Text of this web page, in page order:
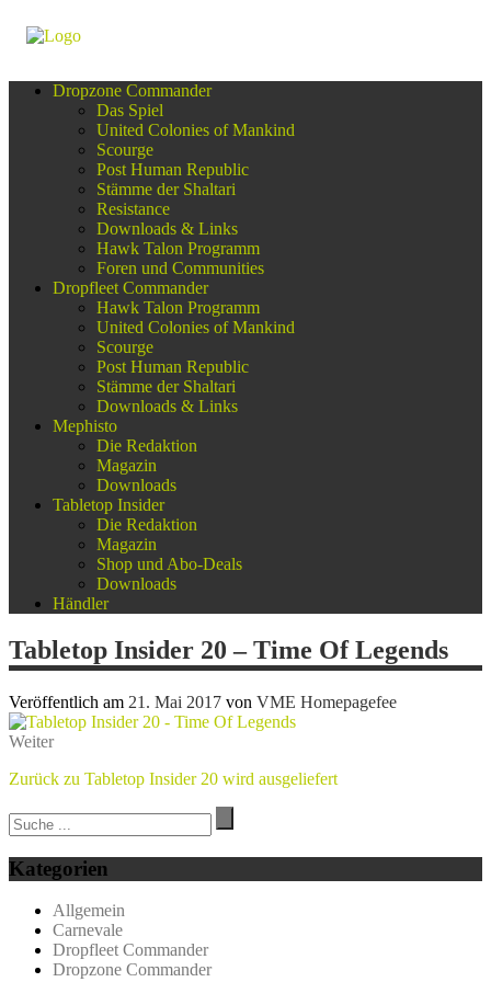
Dropzone Commander
Das Spiel
United Colonies of Mankind
Scourge
Post Human Republic
Stämme der Shaltari
Resistance
Downloads & Links
Hawk Talon Programm
Foren und Communities
Dropfleet Commander
Hawk Talon Programm
United Colonies of Mankind
Scourge
Post Human Republic
Stämme der Shaltari
Downloads & Links
Mephisto
Die Redaktion
Magazin
Downloads
Tabletop Insider
Die Redaktion
Magazin
Shop und Abo-Deals
Downloads
Händler
Tabletop Insider 20 – Time Of Legends
Veröffentlich am 21. Mai 2017 von VME Homepagefee
Weiter
Zurück zu Tabletop Insider 20 wird ausgeliefert
Kategorien
Allgemein
Carnevale
Dropfleet Commander
Dropzone Commander